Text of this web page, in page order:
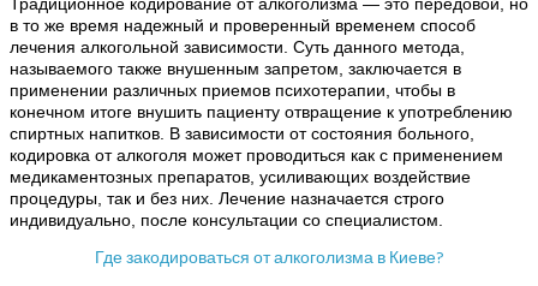
в то же время надежный и проверенный временем способ
лечения алкогольной зависимости. Суть данного метода,
называемого также внушенным запретом, заключается в
применении различных приемов психотерапии, чтобы в
конечном итоге внушить пациенту отвращение к употреблению
спиртных напитков. В зависимости от состояния больного,
кодировка от алкоголя может проводиться как с применением
медикаментозных препаратов, усиливающих воздействие
процедуры, так и без них. Лечение назначается строго
индивидуально, после консультации со специалистом.
Где закодироваться от алкоголизма в Киеве?